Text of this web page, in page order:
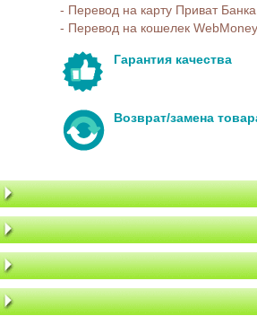
- Перевод на карту Приват
- Перевод на кошелек
Гарантия качества
Возврат/замена